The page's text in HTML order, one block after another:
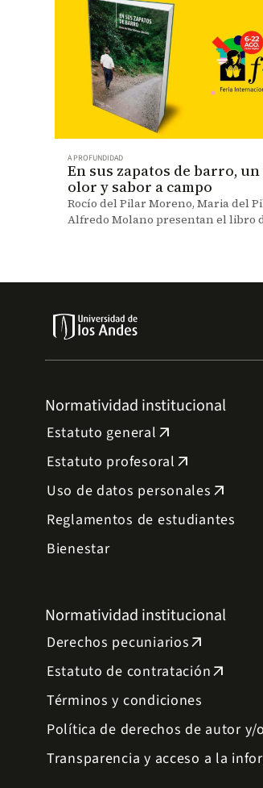
A PROFUNDIDAD
En sus zapatos de barro,
olor y sabor a campo
Rocío del Pilar Moreno, Maria del
Alfredo Molano presentan el libro
Normatividad institucional
Estatuto general arrow_outward
Estatuto profesoral arrow_outward
Uso de datos personales arrow_outward
Reglamentos de estudiantes
Bienestar
Normatividad institucional
Derechos pecuniariosarrow_outward
Estatuto de contrataciónarrow_outward
Términos y condiciones
Política de derechos de autor
Transparencia y acceso a la